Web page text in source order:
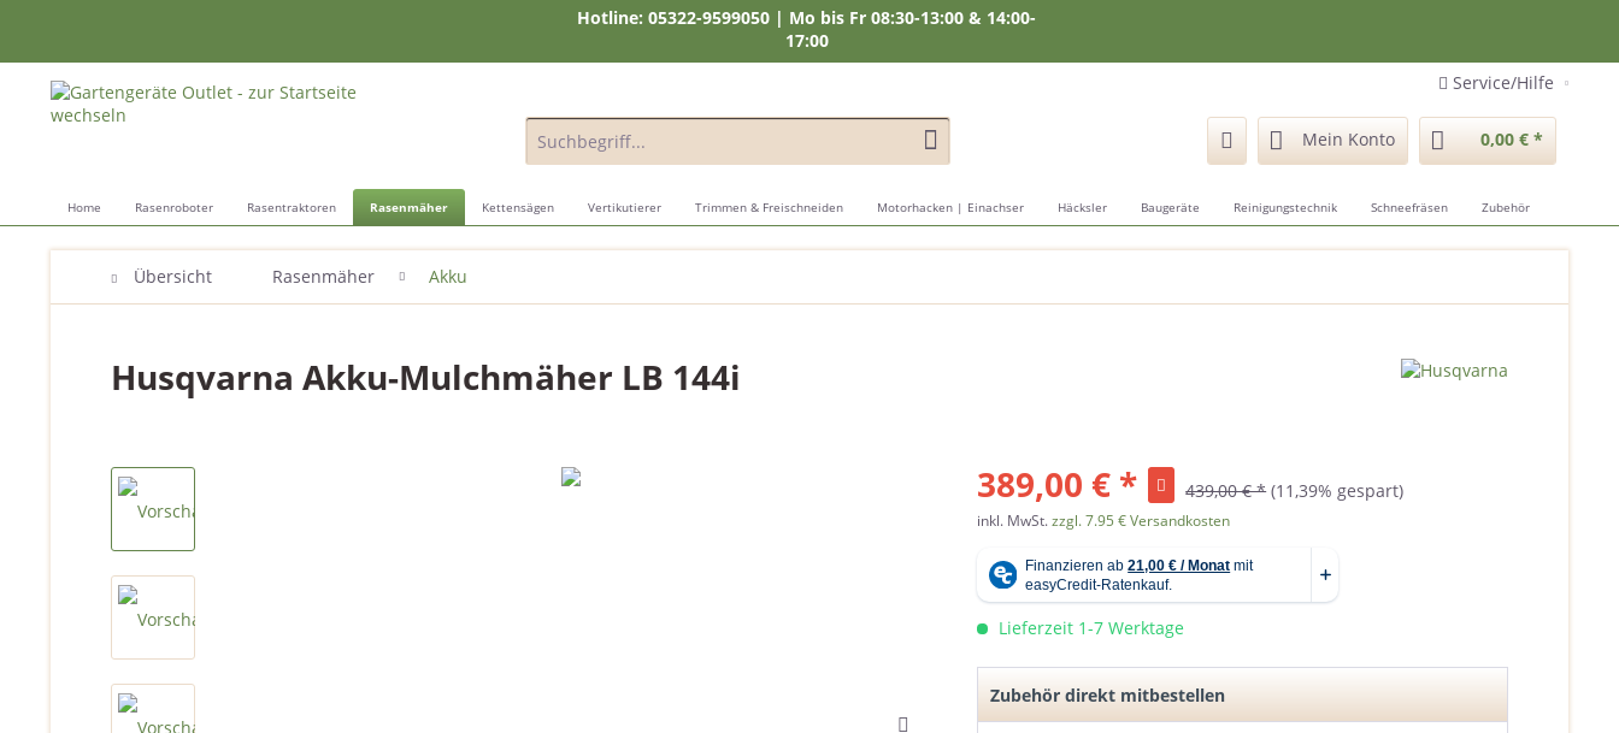
Hotline: 05322-9599050 | Mo bis Fr 08:30-13:00 & 14:00-
17:00
Service/Hilfe
Mein Konto 0,00 € *
Home Rasenroboter Rasentraktoren Rasenmäher Kettensägen Vertikutierer Trimmen & Freischneiden Motorhacken | Einachser Häcksler Baugeräte Reinigungstechnik Schneefräsen Zubehör
Übersicht Rasenmäher Akku
Husqvarna Akku-Mulchmäher LB 144i
389,00 € * 439,00 € * (11,39% gespart)
inkl. MwSt.zzgl. 7.95 € Versandkosten
Lieferzeit 1-7 Werktage
Zubehör direkt mitbestellen